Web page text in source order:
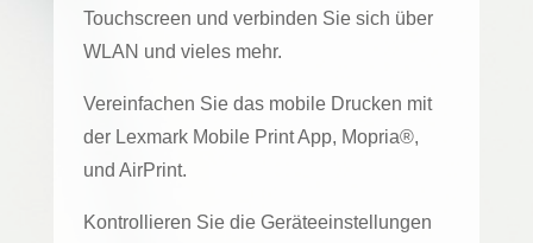
Touchscreen und verbinden Sie sich über
WLAN und vieles mehr.
Vereinfachen Sie das mobile Drucken mit
der Lexmark Mobile Print App, Mopria®,
und AirPrint.
Kontrollieren Sie die Geräteeinstellungen